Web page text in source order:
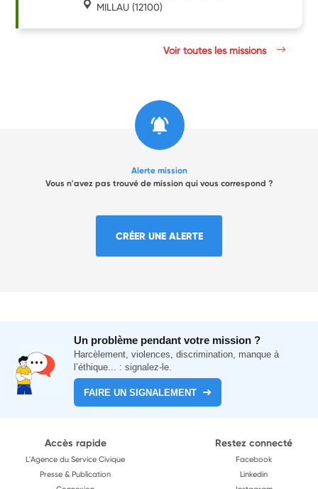
MILLAU (12100)
Voir toutes les missions
Alerte mission
Vous n'avez pas trouvé de mission qui vous correspond ?
CRÉER UNE ALERTE
Un problème pendant votre mission ?
Harcèlement, violences, discrimination, manque à
l’éthique... : signalez-le.
FAIRE UN SIGNALEMENT
Accès rapide
L'Agence du Service Civique
Presse & Publication
Restez connecté
Facebook
Linkedin